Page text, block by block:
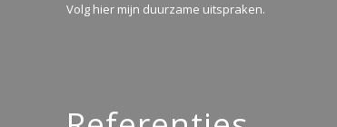
Volg hier mijn duurzame uitspraken.